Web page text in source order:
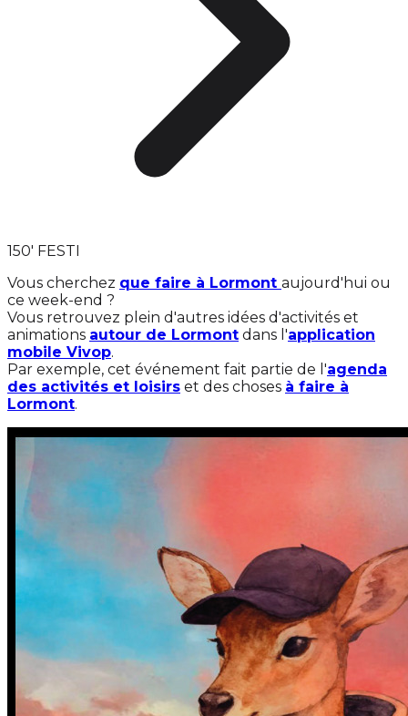
150' FESTI
Vous cherchez que faire à Lormont aujourd'hui ou
ce week-end ?
Vous retrouvez plein d'autres idées d'activités et
animations autour de Lormont dans l'application
mobile Vivop.
Par exemple, cet événement fait partie de l'agenda
des activités et loisirs et des choses à faire à
Lormont.